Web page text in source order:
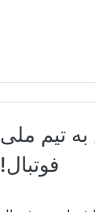
تیم ملی
فوتبال!